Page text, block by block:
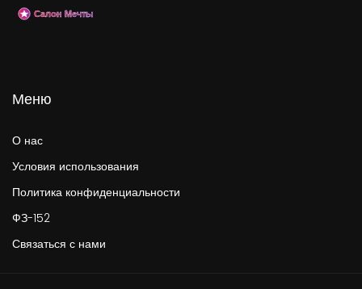
Меню
О нас
Условия использования
Политика конфиденциальности
ФЗ-152
Связаться с нами